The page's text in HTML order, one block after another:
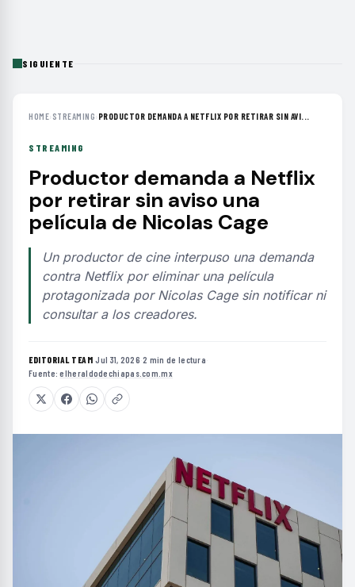
SIGUIENTE
HOME› STREAMING› PRODUCTOR DEMANDA A NETFLIX POR RETIRAR SIN AVI...
STREAMING
Productor demanda a Netflix
por retirar sin aviso una
película de Nicolas Cage
Un productor de cine interpuso una demanda
contra Netflix por eliminar una película
protagonizada por Nicolas Cage sin notificar ni
consultar a los creadores.
EDITORIAL TEAM·Jul 31, 2026·2 min de lectura·
Fuente:elheraldodechiapas.com.mx